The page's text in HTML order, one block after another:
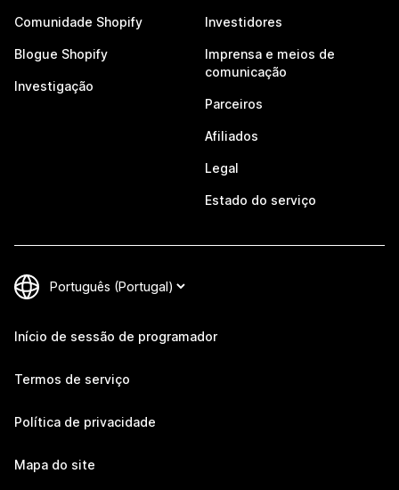
Comunidade Shopify
Blogue Shopify
Investigação
Investidores
Imprensa e meios de
comunicação
Parceiros
Afiliados
Legal
Estado do serviço
Início de sessão de programador
Termos de serviço
Política de privacidade
Mapa do site